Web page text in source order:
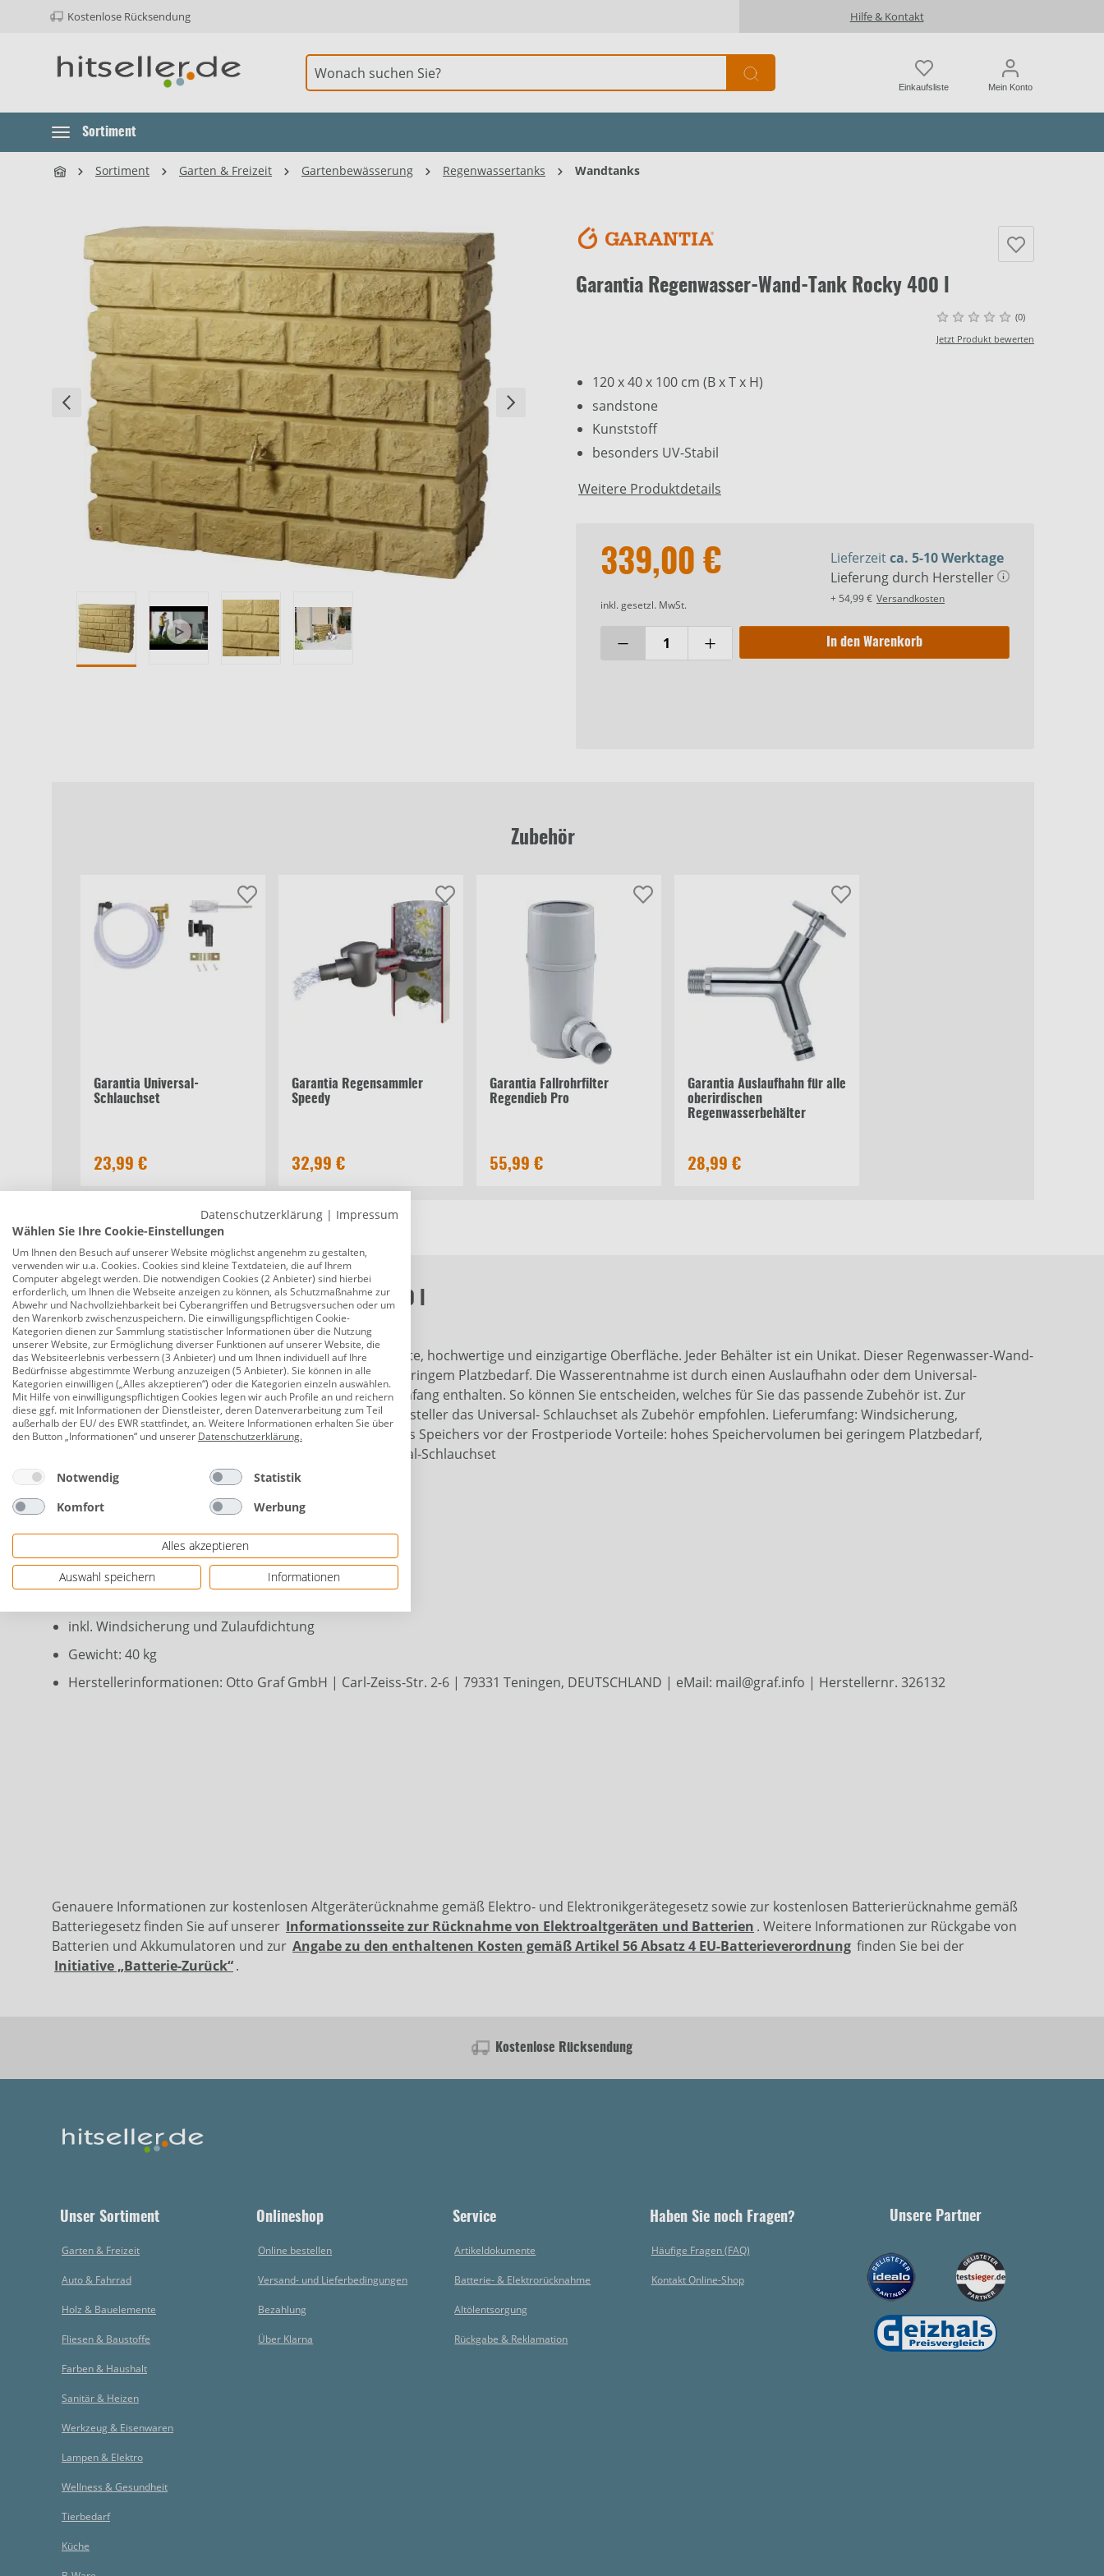
Hauptnavigation springen
Kostenlose Rücksendung Hilfe & Kontakt
Einkaufsliste Mein Konto
Sortiment
Sortiment Garten & Freizeit Gartenbewässerung Regenwassertanks Wandtanks
Um das YouTube-Video sehen zu können, müssen die
Komfort-Cookies akzeptiert werden:
Garantia Regenwasser-Wand-Tank Rocky 400 l
(0)
Jetzt Produkt bewerten
120 x 40 x 100 cm (B x T x H)
sandstone
Kunststoff
besonders UV-Stabil
Weitere Produktdetails
339,00 €
inkl. gesetzl. MwSt.
Lieferzeitca. 5-10 Werktage
Lieferung durch Hersteller
+ 54,99 € Versandkosten
In den Warenkorb
Zubehör
Garantia Universal-
Schlauchset
23,99 €
Garantia Regensammler
Speedy
32,99 €
Garantia Fallrohrfilter
Regendieb Pro
55,99 €
Garantia Auslaufhahn für alle
oberirdischen
Regenwasserbehälter
28,99 €
Beschreibung Bewertungen
Garantia Regenwasser-Wand-Tank Rocky 400 l
Produktnummer:0692200499
Deko-Regenspeicher in täuschend echter Steinoptik - matte, hochwertige und einzigartige Oberfläche. Jeder Behälter ist ein Unikat. Dieser Regenwasser-Wand-
Tank überzeugt durch sein hohes Speichervolumen bei geringem Platzbedarf. Die Wasserentnahme ist durch einen Auslaufhahn oder dem Universal-
Schlauchset denkbar einfach. Diese sind nicht im Lieferumfang enthalten. So können Sie entscheiden, welches für Sie das passende Zubehör ist. Zur
bequemen Entleerung vor der Frostperiode wird vom Hersteller das Universal- Schlauchset als Zubehör empfohlen. Lieferumfang: Windsicherung,
Zulaufdichtung, inkl. Auslauföffnung für die Entleerung des Speichers vor der Frostperiode Vorteile: hohes Speichervolumen bei geringem Platzbedarf,
einfache Wasserentnahme mit Auslaufhahn oder Universal-Schlauchset
120 x 40 x 100 cm (B x T x H)
sandstone
besonders UV-Stabil
inkl. Windsicherung und Zulaufdichtung
Gewicht: 40 kg
Herstellerinformationen: Otto Graf GmbH | Carl-Zeiss-Str. 2-6 | 79331 Teningen, DEUTSCHLAND | eMail: mail@graf.info | Herstellernr. 326132
Genauere Informationen zur kostenlosen Altgeräterücknahme gemäß Elektro- und Elektronikgerätegesetz sowie zur kostenlosen Batterierücknahme gemäß
Batteriegesetz finden Sie auf unserer Informationsseite zur Rücknahme von Elektroaltgeräten und Batterien . Weitere Informationen zur Rückgabe von
Batterien und Akkumulatoren und zur Angabe zu den enthaltenen Kosten gemäß Artikel 56 Absatz 4 EU-Batterieverordnung finden Sie bei der
Initiative „Batterie-Zurück“.
Kostenlose Rücksendung
Unser Sortiment
Garten & Freizeit
Auto & Fahrrad
Holz & Bauelemente
Fliesen & Baustoffe
Farben & Haushalt
Sanitär & Heizen
Werkzeug & Eisenwaren
Lampen & Elektro
Wellness & Gesundheit
Tierbedarf
Küche
Onlineshop
Online bestellen
Versand- und Lieferbedingungen
Bezahlung
Über Klarna
Service
Artikeldokumente
Batterie- & Elektrorücknahme
Altölentsorgung
Rückgabe & Reklamation
Haben Sie noch Fragen?
Häufige Fragen (FAQ)
Kontakt Online-Shop
Unsere Partner
Datenschutzerklärung | Impressum
Wählen Sie Ihre Cookie-Einstellungen
Um Ihnen den Besuch auf unserer Website möglichst angenehm zu gestalten,
verwenden wir u.a. Cookies. Cookies sind kleine Textdateien, die auf Ihrem
Computer abgelegt werden. Die notwendigen Cookies (2 Anbieter) sind hierbei
erforderlich, um Ihnen die Webseite anzeigen zu können, als Schutzmaßnahme zur
Abwehr und Nachvollziehbarkeit bei Cyberangriffen und Betrugsversuchen oder um
den Warenkorb zwischenzuspeichern. Die einwilligungspflichtigen Cookie-
Kategorien dienen zur Sammlung statistischer Informationen über die Nutzung
unserer Website, zur Ermöglichung diverser Funktionen auf unserer Website, die
das Websiteerlebnis verbessern (3 Anbieter) und um Ihnen individuell auf Ihre
Bedürfnisse abgestimmte Werbung anzuzeigen (5 Anbieter). Sie können in alle
Kategorien einwilligen („Alles akzeptieren“) oder die Kategorien einzeln auswählen.
Mit Hilfe von einwilligungspflichtigen Cookies legen wir auch Profile an und reichern
diese ggf. mit Informationen der Dienstleister, deren Datenverarbeitung zum Teil
außerhalb der EU/ des EWR stattfindet, an. Weitere Informationen erhalten Sie über
den Button „Informationen“ und unserer Datenschutzerklärung.
Notwendig
Statistik
Komfort
Werbung
Alles akzeptieren
Auswahl speichern
Informationen